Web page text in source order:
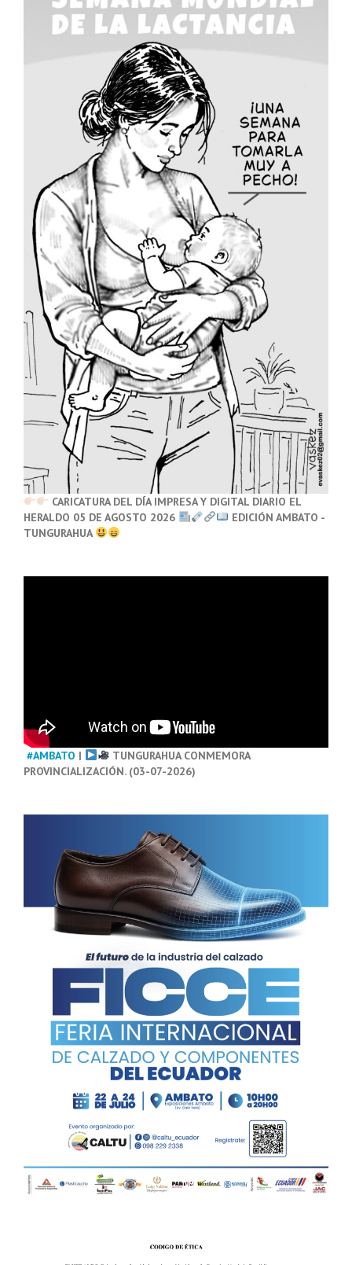
CARICATURA DEL DÍA IMPRESA Y DIGITAL DIARIO EL
HERALDO 05 DE AGOSTO 2026
EDICIÓN AMBATO -
TUNGURAHUA
#AMBATO |
TUNGURAHUA CONMEMORA
PROVINCIALIZACIÓN. (03-07-2026)